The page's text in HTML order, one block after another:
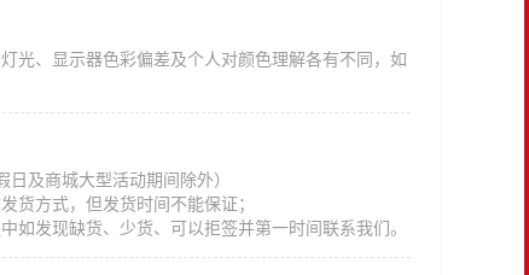
光、显示器色彩偏差及个人对颜色理解各有不同，如
及商城大型活动期间除外）
货方式，但发货时间不能保证；
如发现缺货、少货、可以拒签并第一时间联系我们。